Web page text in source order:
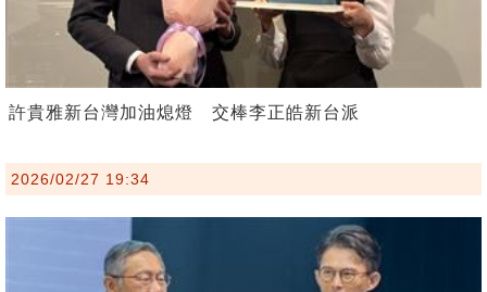
許貴雅新台灣加油熄燈 交棒李正皓新台派
2026/02/27 19:34